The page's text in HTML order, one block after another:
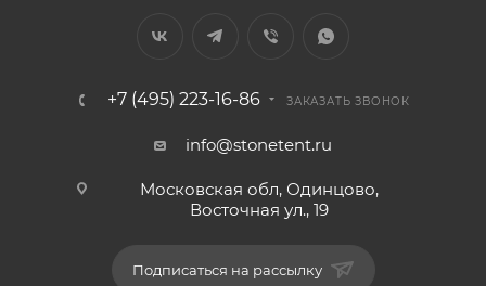
+7 (495) 223-16-86 ЗАКАЗАТЬ ЗВОНОК
info@stonetent.ru
Московская обл, Одинцово,
Восточная ул., 19
Подписаться на рассылку